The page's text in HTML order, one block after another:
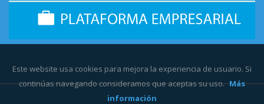
Este website usa cookies para mejora la experiencia de usuario. Si
continúas navegando consideramos que aceptas su uso. Más
información